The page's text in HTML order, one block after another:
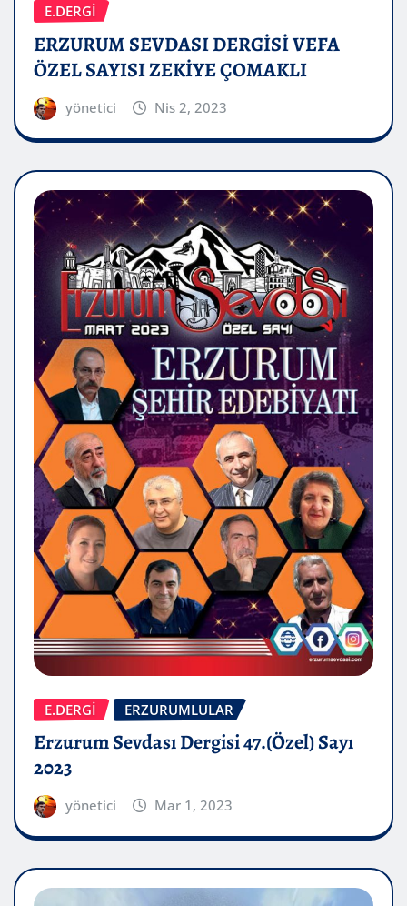
E.DERGİ
ERZURUM SEVDASI DERGİSİ VEFA
ÖZEL SAYISI ZEKİYE ÇOMAKLI
yönetici Nis 2, 2023
E.DERGİ ERZURUMLULAR
Erzurum Sevdası Dergisi 47.(Özel) Sayı
2023
yönetici Mar 1, 2023